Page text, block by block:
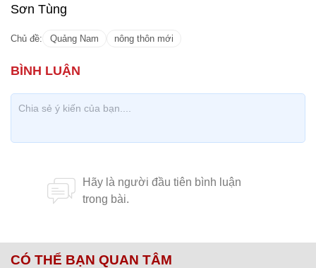
Sơn Tùng
Chủ đề: Quảng Nam nông thôn mới
CÓ THỂ BẠN QUAN TÂM